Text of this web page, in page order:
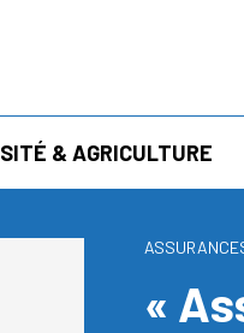
& AGRICULTURE
«